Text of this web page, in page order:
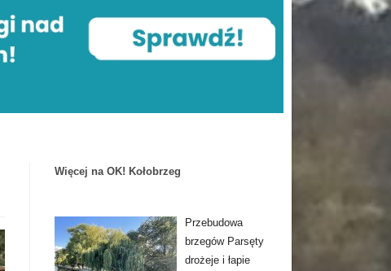
Więcej na OK! Kołobrzeg
Przebudowa
brzegów Parsęty
drożeje i łapie